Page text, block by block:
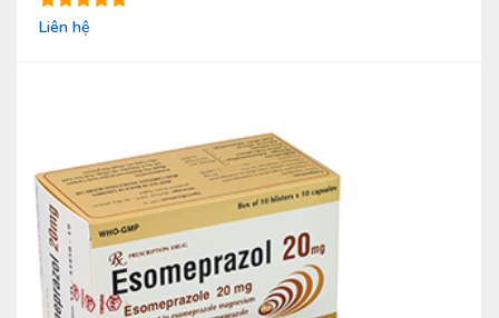
Liên hệ